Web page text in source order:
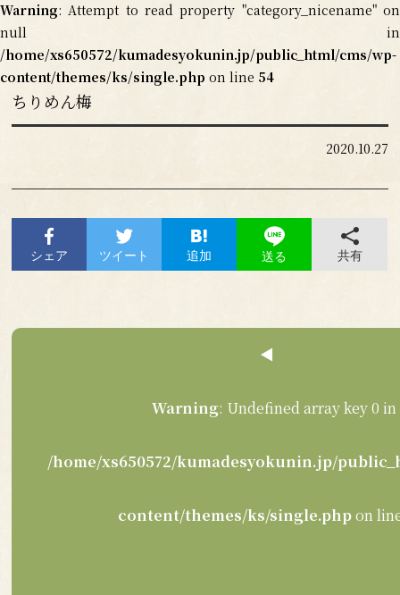
Warning: Attempt to read property "category_nicename" on
null in
/home/xs650572/kumadesyokunin.jp/public_html/cms/wp-
content/themes/ks/single.php on line 54
ちりめん梅
2020.10.27
シェア ツイート 追加 送る 共有
◀︎
Warning: Undefined array key 0 in
/home/xs650572/kumadesyokunin.jp/
content/themes/ks/single.phpon